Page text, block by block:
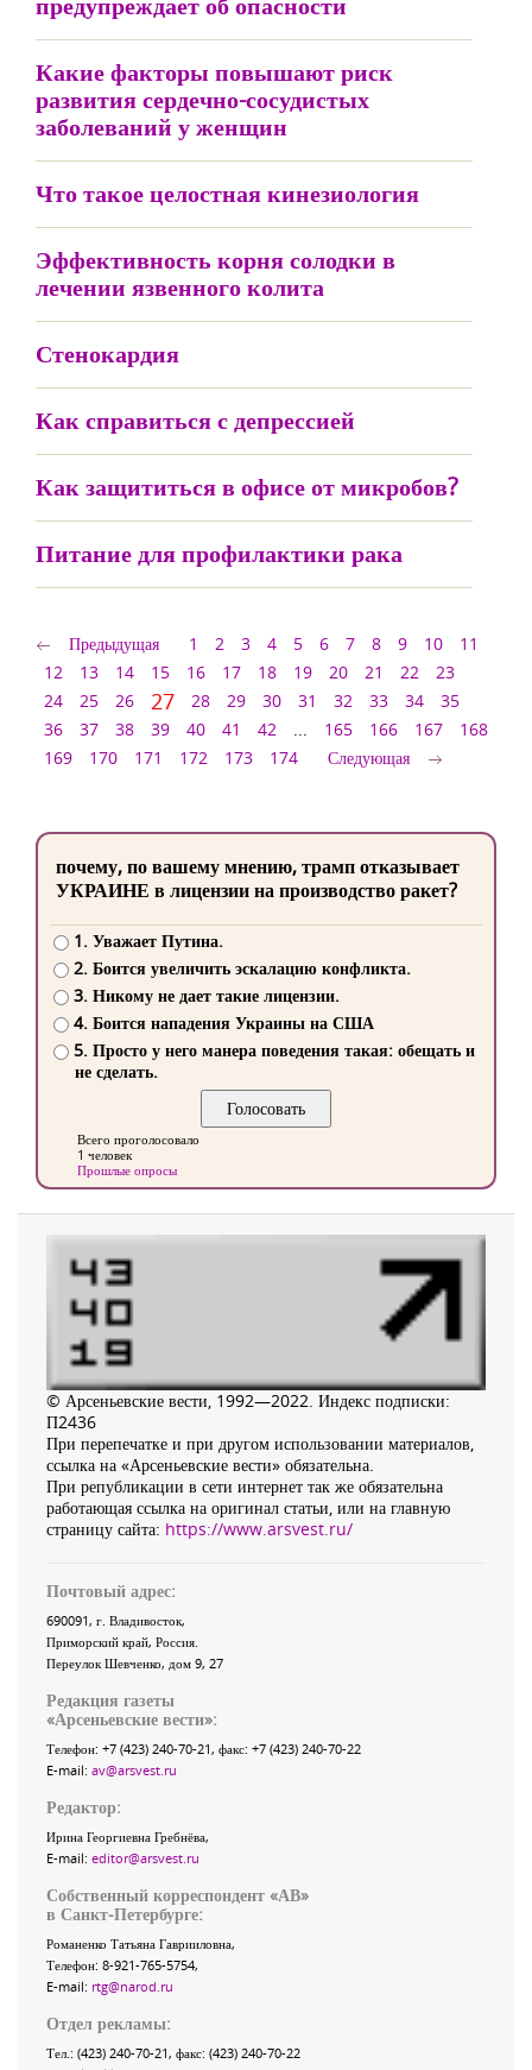
Какие факторы повышают риск
развития сердечно-сосудистых
заболеваний у женщин
Что такое целостная кинезиология
Эффективность корня солодки в
лечении язвенного колита
Стенокардия
Как справиться с депрессией
Как защититься в офисе от микробов?
Питание для профилактики рака
Предыдущая 1 2 3 4 5 6 7 8 9 10
11
12
13 14 15 16 17 18 19 20 21 22
23
24
25 26 27 28 29 30 31 32 33 34
35
36
37 38 39 40 41 42 ... 165 166 167
168
169
170 171 172 173 174 Следующая
почему, по вашему мнению, трамп отказывает
УКРАИНЕ в лицензии на производство ракет?
1. Уважает Путина.
2. Боится увеличить эскалацию конфликта.
3. Никому не дает такие лицензии.
4. Боится нападения Украины на США
5. Просто у него манера поведения такая: обещать и
не сделать.
Всего проголосовало
1 человек
Прошлые опросы
© Арсеньевские вести, 1992—2022. Индекс подписки:
П2436
При перепечатке и при другом использовании материалов,
ссылка на «Арсеньевские вести» обязательна.
При републикации в сети интернет так же обязательна
работающая ссылка на оригинал статьи, или на главную
страницу сайта: https://www.arsvest.ru/
Почтовый адрес:
690091, г. Владивосток,
Приморский край, Россия
Переулок Шевченко, дом 9, 27
Редакция газеты
«Арсеньевские вести»:
Телефон: +7 (423) 240-70-21, факс: +7 (423) 240-70-22
E-mail: av@arsvest.ru
Редактор:
Ирина Георгиевна Гребнёва,
E-mail: editor@arsvest.ru
Собственный корреспондент «АВ»
в Санкт-Петербурге:
Романенко Татьяна Гаврииловна,
Телефон: 8-921-765-5754,
E-mail: rtg@narod.ru
Отдел рекламы:
Тел.: (423) 240-70-21, факс: (423) 240-70-22